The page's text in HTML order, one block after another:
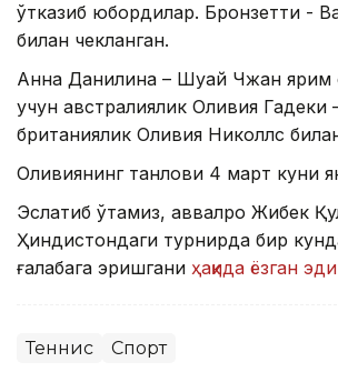
ўтказиб юбордилар. Бронзетти -
билан чекланган.
Анна Данилина – Шуай Чжан ярим
учун австралиялик Оливия Гадеки
британиялик Оливия Николлс
Оливиянинг танлови 4 март куни
Эслатиб ўтамиз, аввалроқ Жибек
Ҳиндистондаги турнирда бир
ғалабага эришгани ҳақида ёзган
Теннис Спорт